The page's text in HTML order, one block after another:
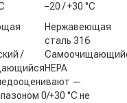
−20 / +30 °C
Нержавеющая
сталь 316
/
HEPA
—
0/+30 °C не